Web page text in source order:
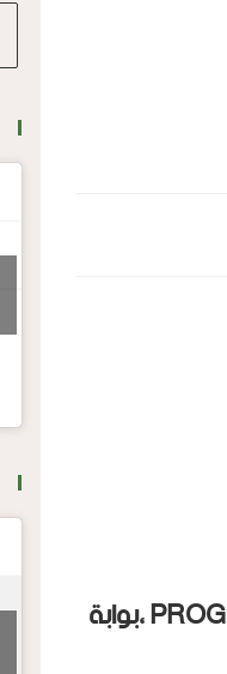
كافة الطلبة يمكنهم استخدام التطبيق أندرويد بوابة الطالب خاص بالأرضية الرقمية PROGRES ،بوابة